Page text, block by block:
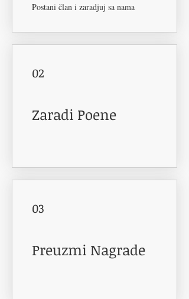
Postani član i zaradjuj sa nama
02
Zaradi Poene
03
Preuzmi Nagrade